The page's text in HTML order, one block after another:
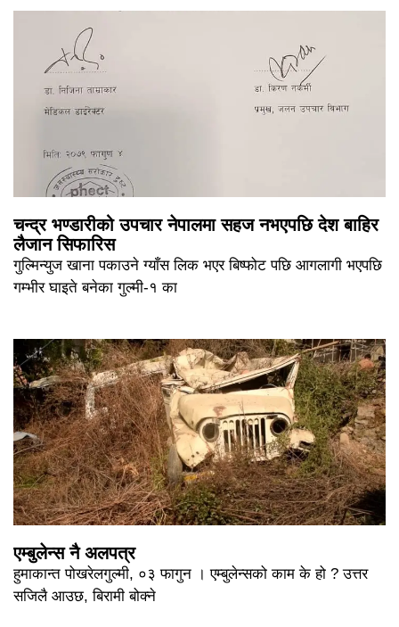
चन्द्र भण्डारीको उपचार नेपालमा सहज नभएपछि देश बाहिर
लैजान सिफारिस
गुल्मिन्युज खाना पकाउने ग्याँस लिक भएर बिष्फोट पछि आगलागी भएपछि
गम्भीर घाइते बनेका गुल्मी-१ का
एम्बुलेन्स नै अलपत्र
हुमाकान्त पोखरेलगुल्मी, ०३ फागुन । एम्बुलेन्सको काम के हो ? उत्तर
सजिलै आउछ, बिरामी बोक्ने